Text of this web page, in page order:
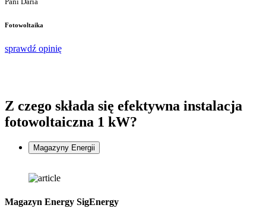
Fotowoltaika
sprawdź opinię
Z czego składa się efektywna instalacja
fotowoltaiczna 1 kW?
Magazyny Energii
Magazyn Energy SigEnergy